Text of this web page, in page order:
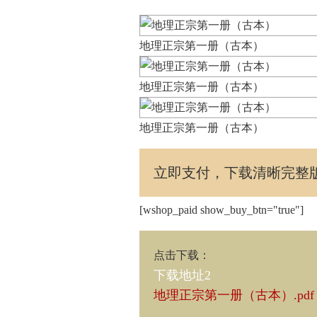
地理正宗第一册（古本）
地理正宗第一册（古本）
地理正宗第一册（古本）
立即支付，下载清晰完整
[wshop_paid show_buy_btn="true"]
点击下载 ：
下载地址2
地理正宗第一册（古本）.pdf